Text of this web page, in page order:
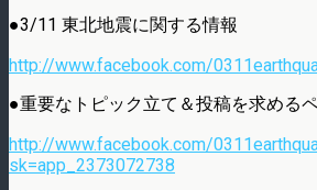
●3/11 東北地震に関する情報
http://www.facebook.com/
●重要なトピック立て＆投稿を求める
http://www.facebook.com/
sk=app_2373072738